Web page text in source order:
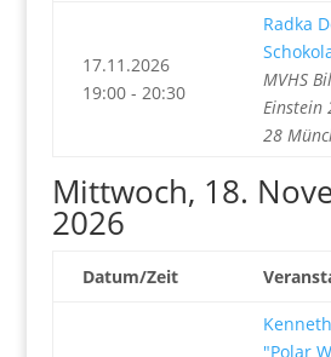
17.11.2026
19:00 - 20:30
Radka
MVHS
Einstein
28
Mittwoch, 18.
2026
Datum/Zeit
"Polar